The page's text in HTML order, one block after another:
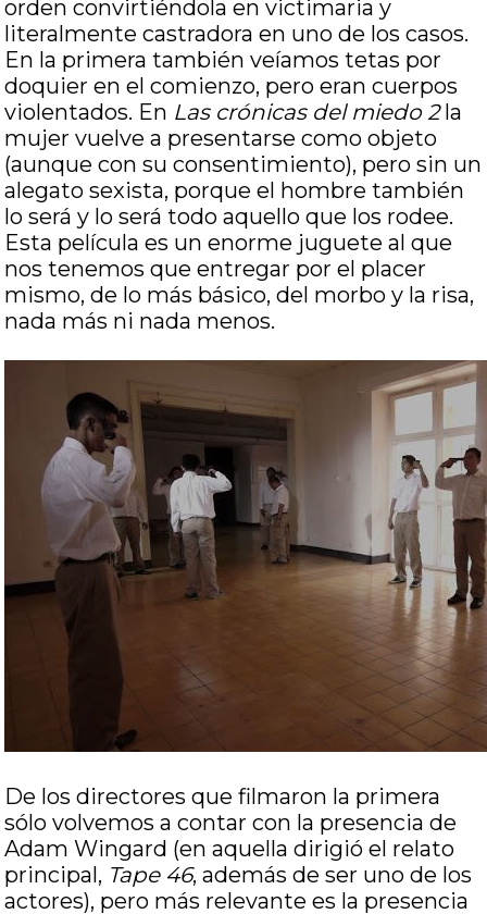
orden convirtiéndola en victimaria y
literalmente castradora en uno de los casos.
En la primera también veíamos tetas por
doquier en el comienzo, pero eran cuerpos
violentados. En Las crónicas del miedo 2la
mujer vuelve a presentarse como objeto
(aunque con su consentimiento), pero sin un
alegato sexista, porque el hombre también
lo será y lo será todo aquello que los rodee.
Esta película es un enorme juguete al que
nos tenemos que entregar por el placer
mismo, de lo más básico, del morbo y la risa,
nada más ni nada menos.
De los directores que filmaron la primera
sólo volvemos a contar con la presencia de
Adam Wingard (en aquella dirigió el relato
principal, Tape 46, además de ser uno de los
actores), pero más relevante es la presencia